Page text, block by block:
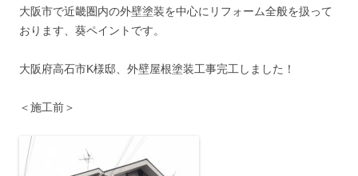
大阪市で近畿圏内の外壁塗装を中心にリフォーム全般を扱って
おります、葵ペイントです。
大阪府高石市K様邸、外壁屋根塗装工事完工しました！
＜施工前＞